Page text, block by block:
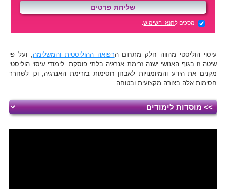
מסכים לתנאי השימוש.
עיסוי הוליסטי מהווה חלק מתחום הרפואה ההוליסטית והמשלימה, ועל פי
שיטה זו בגוף האנושי ישנה זרימת אנרגיה בלתי פוסקת. לימודי עיסוי הוליסטי
מקנים את הידע והמיומנויות לאבחן חסימות בזרימת האנרגיה, וכן לשחרר
חסימות אלה בצורה מקצועית ובטוחה.